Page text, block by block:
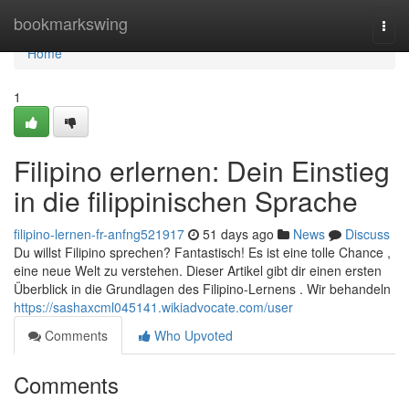
bookmarkswing
Home
Home
1
Filipino erlernen: Dein Einstieg
in die filippinischen Sprache
filipino-lernen-fr-anfng521917 51 days ago News
Discuss
Du willst Filipino sprechen? Fantastisch! Es ist eine tolle Chance ,
eine neue Welt zu verstehen. Dieser Artikel gibt dir einen ersten
Überblick in die Grundlagen des Filipino-Lernens . Wir behandeln
https://sashaxcml045141.wikiadvocate.com/user
Comments
Who Upvoted
Comments